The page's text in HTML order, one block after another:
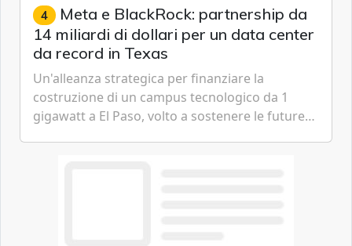
4 Meta e BlackRock: partnership da
14 miliardi di dollari per un data center
da record in Texas
Un'alleanza strategica per finanziare la
costruzione di un campus tecnologico da 1
gigawatt a El Paso, volto a sostenere le future